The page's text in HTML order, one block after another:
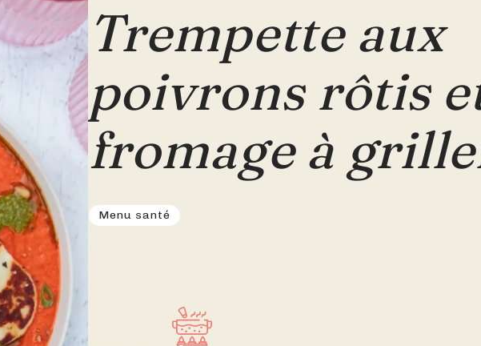
Trempette aux
poivrons rôtis
fromage à
Menu santé